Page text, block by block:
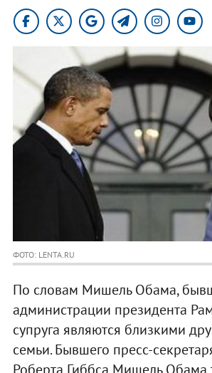
ФОТО: LENTA.RU
По словам Мишель Обама,
администрации президента
супруга являются близкими
семьи. Бывшего пресс-